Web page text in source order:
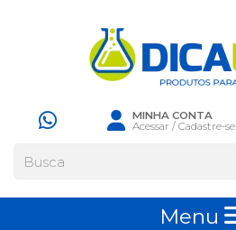
MINHA CONTA
Acessar /Cadastre-se
Menu